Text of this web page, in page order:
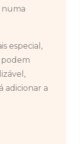
numa
especial,
podem
adicionar a